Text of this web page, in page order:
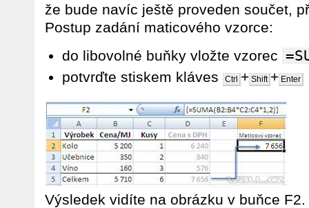
že bude navíc ještě proveden součet,
Postup zadání maticového vzorce:
do libovolné buňky vložte vzorec
potvrďte stiskem kláves Ctrl + Shift + Enter
Výsledek vidíte na obrázku v buňce F2.